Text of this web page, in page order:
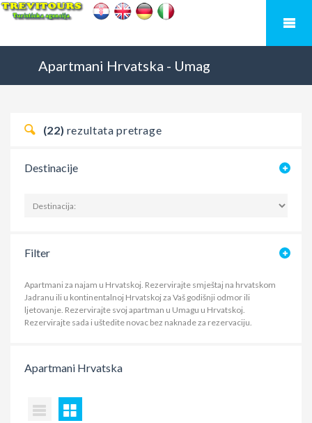
Apartmani Hrvatska - Umag
(22) rezultata pretrage
Destinacije
Filter
Apartmani za najam u Hrvatskoj. Rezervirajte smještaj na hrvatskom
Jadranu ili u kontinentalnoj Hrvatskoj za Vaš godišnji odmor ili
ljetovanje. Rezervirajte svoj apartman u Umagu u Hrvatskoj.
Rezervirajte sada i uštedite novac bez naknade za rezervaciju.
Apartmani Hrvatska